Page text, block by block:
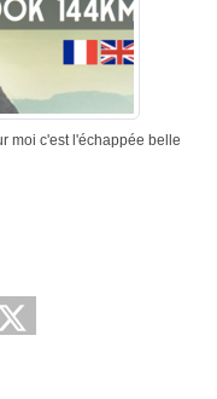
moi c'est l'échappée belle